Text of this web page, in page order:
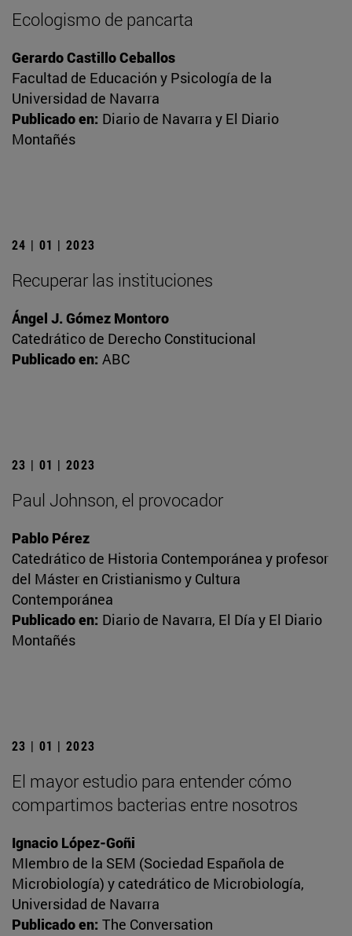
Ecologismo de pancarta
Gerardo Castillo Ceballos
Facultad de Educación y Psicología de la
Universidad de Navarra
Publicado en: Diario de Navarra y El Diario
Montañés
24 | 01 | 2023
Recuperar las instituciones
Ángel J. Gómez Montoro
Catedrático de Derecho Constitucional
Publicado en: ABC
23 | 01 | 2023
Paul Johnson, el provocador
Pablo Pérez
Catedrático de Historia Contemporánea y profesor
del Máster en Cristianismo y Cultura
Contemporánea
Publicado en: Diario de Navarra, El Día y El Diario
Montañés
23 | 01 | 2023
El mayor estudio para entender cómo
compartimos bacterias entre nosotros
Ignacio López-Goñi
MIembro de la SEM (Sociedad Española de
Microbiología) y catedrático de Microbiología,
Universidad de Navarra
Publicado en: The Conversation